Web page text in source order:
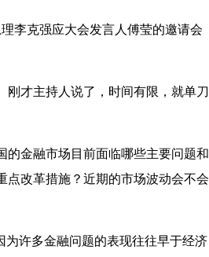
李克强应大会发言人傅莹的邀请会
才主持人说了，时间有限，就单刀
金融市场目前面临哪些主要问题和
点改革措施？近期的市场波动会不会
许多金融问题的表现往往早于经济